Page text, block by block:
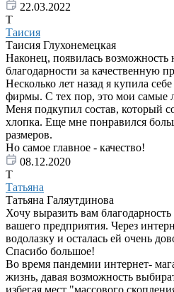
22.03.2022
Т
Таисия
Таисия Глухонемецкая
Наконец, появилась возможность
благодарности за качественную
Несколько лет назад я купила
фирмы. С тех пор, это мои самые
Меня подкупил состав, который
хлопка. Еще мне понравился
размеров.
Но самое главное - качество!
08.12.2020
Т
Татьяна
Татьяна Галяутдинова
Хочу выразить вам
вашего предприятия. Через
водолазку и осталась ей очень
Спасибо большое!
Во время пандемии интернет-
жизнь, давая возможность